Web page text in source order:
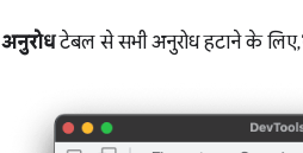
अनुरोधटेबल से सभी अनुरोध हटाने के लिए,